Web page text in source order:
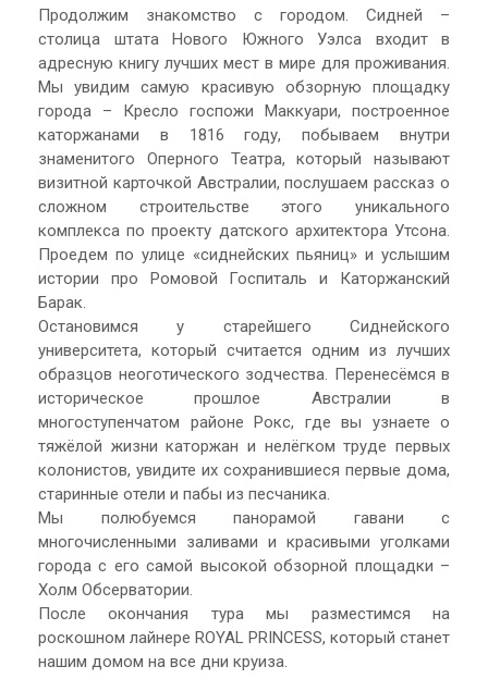
Продолжим знакомство с городом. Сидней –
столица штата Нового Южного Уэлса входит в
адресную книгу лучших мест в мире для проживания.
Мы увидим самую красивую обзорную площадку
города – Кресло госпожи Маккуари, построенное
каторжанами в 1816 году, побываем внутри
знаменитого Оперного Театра, который называют
визитной карточкой Австралии, послушаем рассказ о
сложном строительстве этого уникального
комплекса по проекту датского архитектора Утсона.
Проедем по улице «сиднейских пьяниц» и услышим
истории про Ромовой Госпиталь и Каторжанский
Барак.
Остановимся у старейшего Сиднейского
университета, который считается одним из лучших
образцов неоготического зодчества. Перенесёмся в
историческое прошлое Австралии в
многоступенчатом районе Рокс, где вы узнаете о
тяжёлой жизни каторжан и нелёгком труде первых
колонистов, увидите их сохранившиеся первые дома,
старинные отели и пабы из песчаника.
Мы полюбуемся панорамой гавани с
многочисленными заливами и красивыми уголками
города с его самой высокой обзорной площадки –
Холм Обсерватории.
После окончания тура мы разместимся на
роскошном лайнере ROYAL PRINCESS, который станет
нашим домом на все дни круиза.